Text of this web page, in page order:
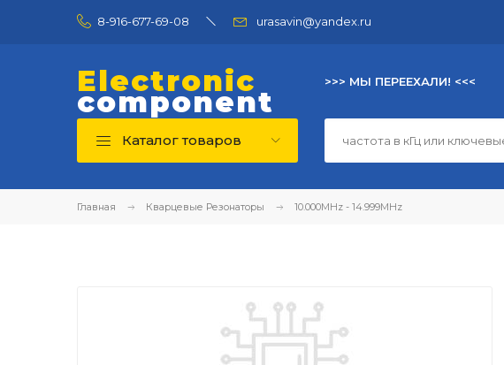
8-916-677-69-08 urasavin@yandex.ru
Electronic
component
>>> МЫ ПЕРЕЕХАЛИ! <<<
Каталог товаров
Главная Кварцевые Резонаторы 10.000MHz - 14.999MHz